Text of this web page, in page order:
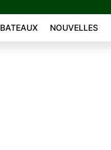
BATEAUX NOUVELLES